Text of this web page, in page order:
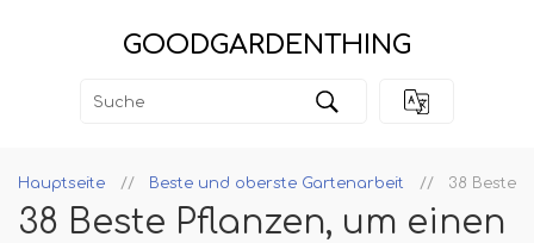
GOODGARDENTHING
Hauptseite Beste und oberste Gartenarbeit 38 Beste
38 Beste Pflanzen, um einen